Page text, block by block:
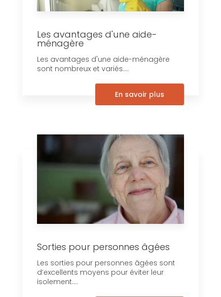
Les avantages d'une aide-
ménagère
Les avantages d'une aide-ménagère
sont nombreux et variés....
En savoir plus
Sorties pour personnes âgées
Les sorties pour personnes âgées sont
d’excellents moyens pour éviter leur
isolement....